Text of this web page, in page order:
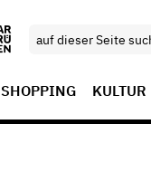
SHOPPING KULTUR